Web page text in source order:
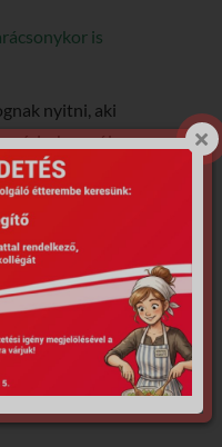
is
nyitni, aki
várja, hogy újra
is szép
szóló
ez különleges
élmény a
wellness a